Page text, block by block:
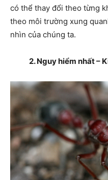
có thể thay đổi theo từng
theo môi trường xung
nhìn của chúng ta.
2. Nguy hiểm nhất –